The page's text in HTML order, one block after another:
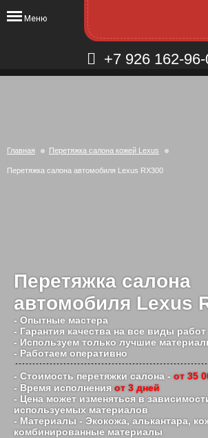
+7 926 162-
Меню
Главная Перетяжка салона кожей Lexus
Перетяжка салона автомобиля Lexus RX300
Перетяжка салона
автомобиля Lexus
- Опытные мастера
- Гарантия качества на все виды работ
- Используем только лучшие
- Работаем оперативно
- Стоимость перетяжки салона - от 35
- Время исполнения от 3 дней
- Цена может изменяться в
используемых материалов
- Материалы - Экокожа, алькантара,
комбинированные материалы